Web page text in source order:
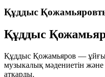
Құддыс
Құддыс
Құддыс Қожамьяров — ұйғыр
музыкалық мәдениетін және
атқарды.